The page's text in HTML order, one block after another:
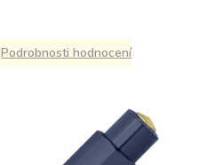
Podrobnosti hodnocení